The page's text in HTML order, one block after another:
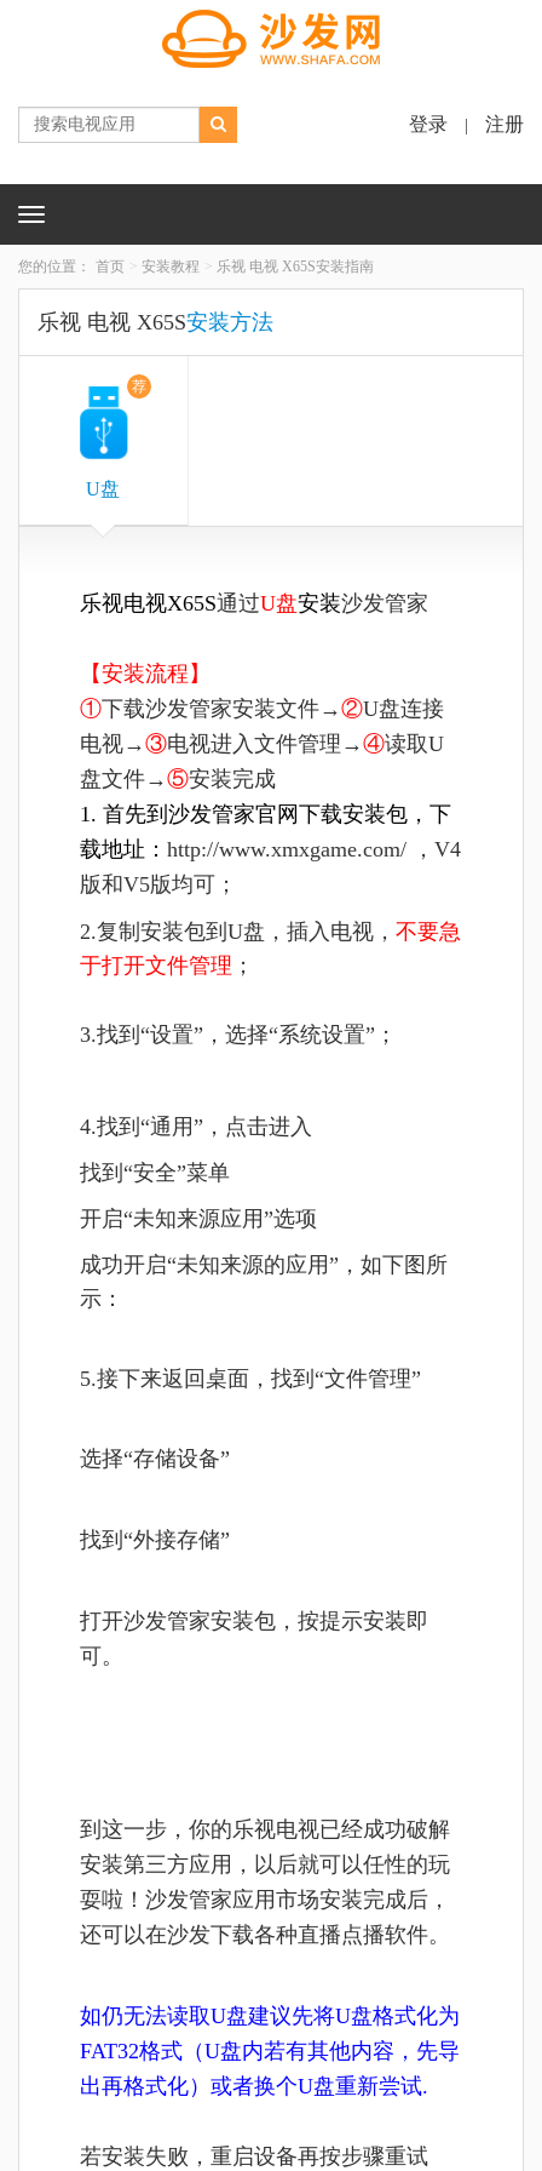
登录 注册
Toggle
您的位置： 首页 安装教程 乐视 电视 X65S安装指南
乐视 电视 X65S安装方法
荐
U盘
乐视电视X65S通过U盘安装沙发管家
【安装流程】
①下载沙发管家安装文件→②U盘连接
电视→③电视进入文件管理→④读取U
盘文件→⑤安装完成
1. 首先到沙发管家官网下载安装包，下
载地址： http://www.xmxgame.com/ ，V4
版和V5版均可；
2.复制安装包到U盘，插入电视， 不要急
于打开文件管理 ；
3.找到“设置”，选择“系统设置”；
4.找到“通用”，点击进入
找到“安全”菜单
开启“未知来源应用”选项
成功开启“未知来源的应用”，如下图所
示：
5.接下来返回桌面，找到“文件管理”
选择“存储设备”
找到“外接存储”
打开沙发管家安装包，按提示安装即
可。
到这一步，你的乐视电视已经成功破解
安装第三方应用，以后就可以任性的玩
耍啦！沙发管家应用市场安装完成后，
还可以在沙发下载各种直播点播软件。
如仍无法读取U盘建议先将U盘格式化为
FAT32格式（U盘内若有其他内容，先导
出再格式化）或者换个U盘重新尝试.
若安装失败，重启设备再按步骤重试